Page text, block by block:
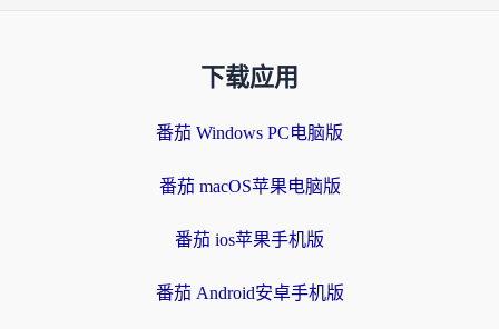
下载应用
番茄 Windows PC电脑版
番茄 macOS苹果电脑版
番茄 ios苹果手机版
番茄 Android安卓手机版